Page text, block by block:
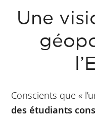
Une
Conscients que «
des étudiants